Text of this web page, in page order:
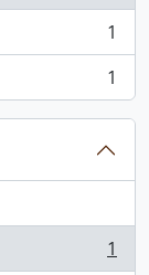
1
1
1